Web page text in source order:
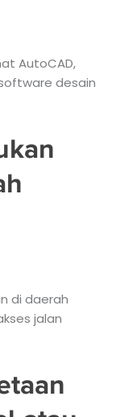
AutoCAD,
desain
di daerah
jalan